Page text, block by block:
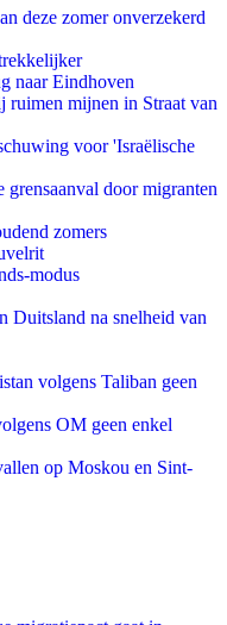
deze zomer onverzekerd
naar Eindhoven
ruimen mijnen in Straat van
voor 'Israëlische
grensaanval door migranten
zomers
modus
Duitsland na snelheid van
volgens Taliban geen
OM geen enkel
op Moskou en Sint-